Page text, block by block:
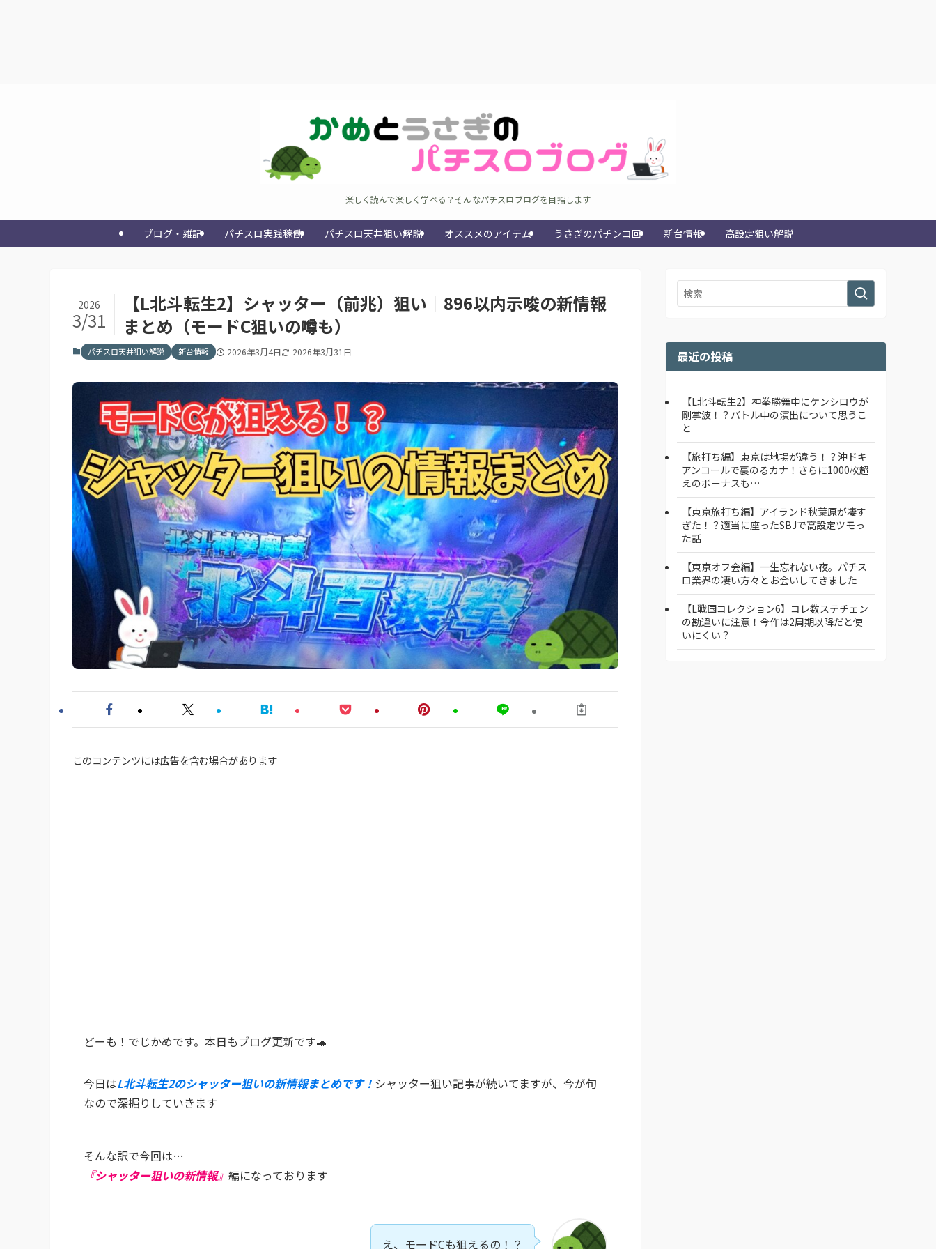
楽しく読んで楽しく学べる？そんなパチスロブログを目指します
ブログ・雑記 パチスロ実践稼働 パチスロ天井狙い解説 オススメのアイテム うさぎのパチンコ回 新台情報 高設定狙い解説
【L北斗転生2】シャッター（前兆）狙い｜896以内示唆の新情報
まとめ（モードC狙いの噂も）
2026
3/31
パチスロ天井狙い解説 新台情報 2026年3月4日 2026年3月31日
このコンテンツには広告を含む場合があります
どーも！でじかめです。本日もブログ更新です🐢
今日はL北斗転生2のシャッター狙いの新情報まとめです！ シャッター狙い記事が続いてますが、今が旬
なので深掘りしていきます
そんな訳で今回は…
『シャッター狙いの新情報』 編になっております
え、モードCも狙えるの！？
最近の投稿
【L北斗転生2】神拳勝舞中にケンシロウが
剛掌波！？バトル中の演出について思うこ
と
【旅打ち編】東京は地場が違う！？沖ドキ
アンコールで裏のるカナ！さらに1000枚超
えのボーナスも…
【東京旅打ち編】アイランド秋葉原が凄す
ぎた！？適当に座ったSBJで高設定ツモっ
た話
【東京オフ会編】一生忘れない夜。パチス
ロ業界の凄い方々とお会いしてきました
【L戦国コレクション6】コレ数ステチェン
の勘違いに注意！今作は2周期以降だと使
いにくい？